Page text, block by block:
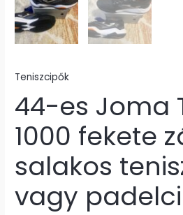
Teniszcipők
44-es Joma
1000 fekete
salakos
vagy